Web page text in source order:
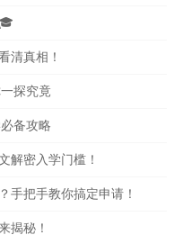
清真相！
探究竟
备攻略
解密入学门槛！
手把手教你搞定申请！
揭秘！